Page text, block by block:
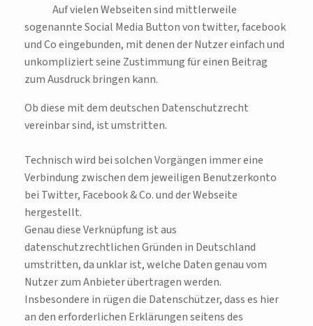
Auf vielen Webseiten sind mittlerweile
sogenannte Social Media Button von twitter, facebook
und Co eingebunden, mit denen der Nutzer einfach und
unkompliziert seine Zustimmung für einen Beitrag
zum Ausdruck bringen kann.
Ob diese mit dem deutschen Datenschutzrecht
vereinbar sind, ist umstritten.
Technisch wird bei solchen Vorgängen immer eine
Verbindung zwischen dem jeweiligen Benutzerkonto
bei Twitter, Facebook & Co. und der Webseite
hergestellt.
Genau diese Verknüpfung ist aus
datenschutzrechtlichen Gründen in Deutschland
umstritten, da unklar ist, welche Daten genau vom
Nutzer zum Anbieter übertragen werden.
Insbesondere in rügen die Datenschützer, dass es hier
an den erforderlichen Erklärungen seitens des